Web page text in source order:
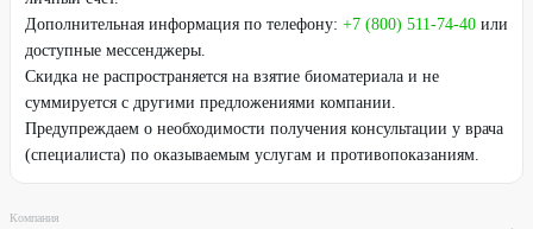
Дополнительная информация по телефону: +7 (800) 511-74-40 или
доступные мессенджеры.
Скидка не распространяется на взятие биоматериала и не
суммируется с другими предложениями компании.
Предупреждаем о необходимости получения консультации у врача
(специалиста) по оказываемым услугам и противопоказаниям.
Компания